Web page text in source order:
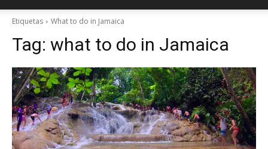
Thru
Etiquetas What to do in Jamaica
Tag: what to do in Jamaica